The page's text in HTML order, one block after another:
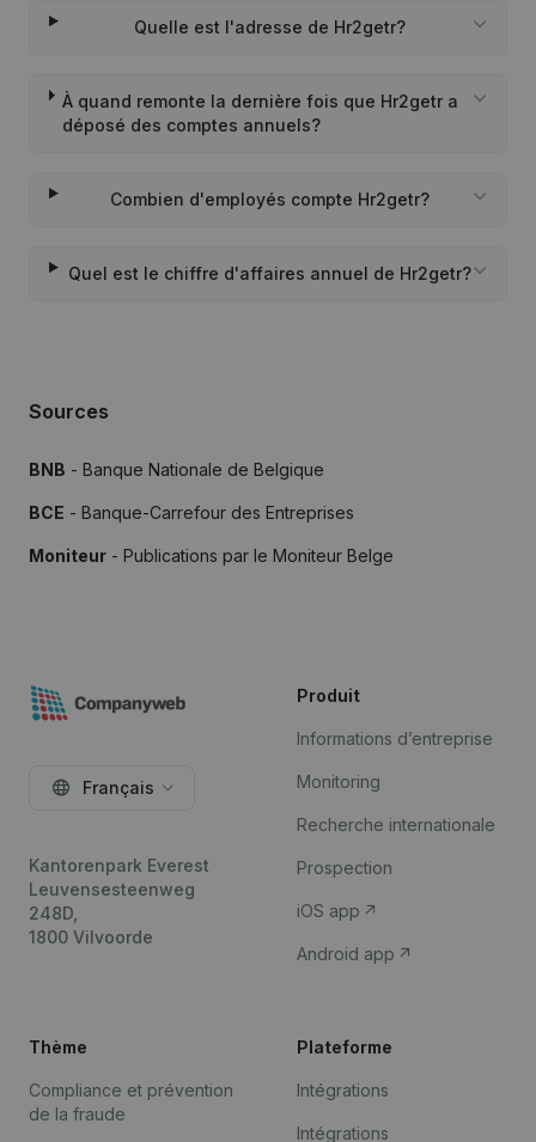
Quelle est l'adresse de Hr2getr?
À quand remonte la dernière fois que Hr2getr a
déposé des comptes annuels?
Combien d'employés compte Hr2getr?
Quel est le chiffre d'affaires annuel de Hr2getr?
Sources
BNB - Banque Nationale de Belgique
BCE - Banque-Carrefour des Entreprises
Moniteur - Publications par le Moniteur Belge
Français
Kantorenpark Everest
Leuvensesteenweg
248D,
1800 Vilvoorde
Produit
Informations d’entreprise
Monitoring
Recherche internationale
Prospection
iOS app
Android app
Thème
Compliance et prévention
de la fraude
Plateforme
Intégrations
Intégrations